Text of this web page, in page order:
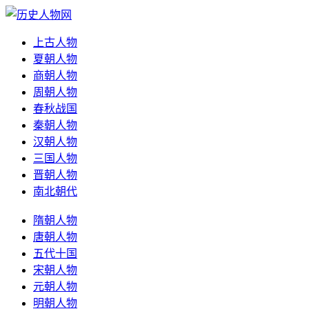
上古人物
夏朝人物
商朝人物
周朝人物
春秋战国
秦朝人物
汉朝人物
三国人物
晋朝人物
南北朝代
隋朝人物
唐朝人物
五代十国
宋朝人物
元朝人物
明朝人物